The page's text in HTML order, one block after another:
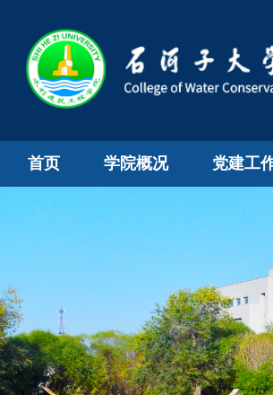
首页 学院概况 党建